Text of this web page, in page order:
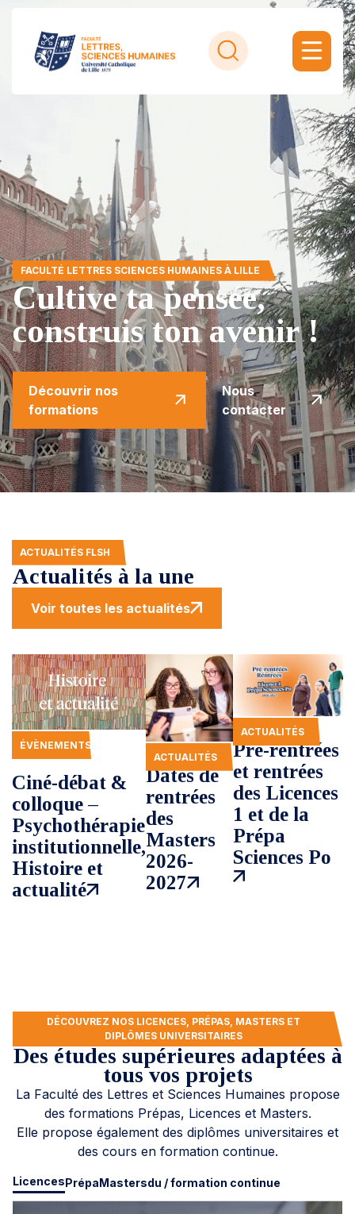
FACULTÉ LETTRES SCIENCES HUMAINES À LILLE
Cultive ta pensée,
construis ton avenir !
Découvrir nos
formations
Nous
contacter
ACTUALITÉS FLSH
Actualités à la une
Voir toutes les actualités
ÉVÈNEMENTS
Ciné-débat &
colloque –
Psychothérapie
institutionnelle,
Histoire et
actualité
ACTUALITÉS
Dates de
rentrées
des
Masters
2026-
2027
ACTUALITÉS
Pré-rentrées
et rentrées
des Licences
1 et de la
Prépa
Sciences Po
DÉCOUVREZ NOS LICENCES, PRÉPAS, MASTERS ET
DIPLÔMES UNIVERSITAIRES
Des études supérieures adaptées à
tous vos projets
La Faculté des Lettres et Sciences Humaines propose
des formations Prépas, Licences et Masters.
Elle propose également des diplômes universitaires et
des cours en formation continue.
LicencesPrépaMastersdu / formation continue